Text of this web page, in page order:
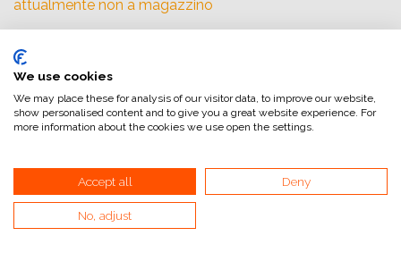
attualmente non a magazzino
Formato (Tanks)
Riferimento interno:LB4020
We use cookies
We may place these for analysis of our visitor data, to improve our website,
show personalised content and to give you a great website experience. For
more information about the cookies we use open the settings.
Accept all Deny
No, adjust